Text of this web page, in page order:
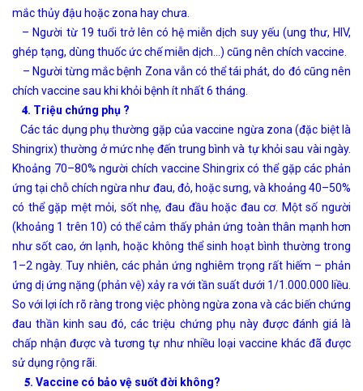
mắc thủy đậu hoặc zona hay chưa.
– Người từ 19 tuổi trở lên có hệ miễn dịch suy yếu (ung thư, HIV,
ghép tạng, dùng thuốc ức chế miễn dịch…) cũng nên chích vaccine.
– Người từng mắc bệnh Zona vẫn có thể tái phát, do đó cũng nên
chích vaccine sau khi khỏi bệnh ít nhất 6 tháng.
𝟒. Triệu chứng phụ ?
Các tác dụng phụ thường gặp của vaccine ngừa zona (đặc biệt là
Shingrix) thường ở mức nhẹ đến trung bình và tự khỏi sau vài ngày.
Khoảng 70–80% người chích vaccine Shingrix có thể gặp các phản
ứng tại chỗ chích ngừa như đau, đỏ, hoặc sưng, và khoảng 40–50%
có thể gặp mệt mỏi, sốt nhẹ, đau đầu hoặc đau cơ. Một số người
(khoảng 1 trên 10) có thể cảm thấy phản ứng toàn thân mạnh hơn
như sốt cao, ớn lạnh, hoặc không thể sinh hoạt bình thường trong
1–2 ngày. Tuy nhiên, các phản ứng nghiêm trọng rất hiếm – phản
ứng dị ứng nặng (phản vệ) xảy ra với tần suất dưới 1/1.000.000 liều.
So với lợi ích rõ ràng trong việc phòng ngừa zona và các biến chứng
đau thần kinh sau đó, các triệu chứng phụ này được đánh giá là
chấp nhận được và tương tự như nhiều loại vaccine khác đã được
sử dụng rộng rãi.
𝟓. Vaccine có bảo vệ suốt đời không?